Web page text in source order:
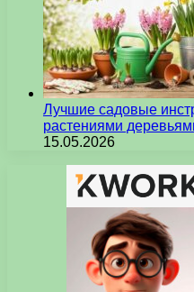
Лучшие садовые
растениями
15.05.2026